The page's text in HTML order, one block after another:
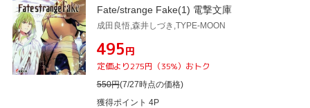
Fate/strange Fake(1) 電撃文庫
成田良悟,森井しづき,TYPE-MOON
¥495円
定価より275円（35%）おトク
550円(7/27時点の価格)
獲得ポイント 4P